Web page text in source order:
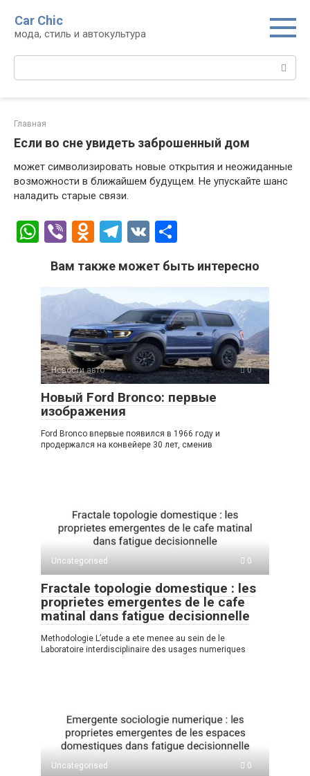
контенту
Car Chic
мода, стиль и автокультура
Поиск:
Главная
Если во сне увидеть заброшенный дом
может символизировать новые открытия и неожиданные
возможности в ближайшем будущем. Не упускайте шанс
наладить старые связи.
W
at
s
p
p
Vi
er
O
n
o
kl
a
ss
ni
ki
T
e
gr
a
m
V
п
р
а
в
и
ть
Вам также может быть интересно
Новости авто 0
Новый Ford Bronco: первые
изображения
Ford Bronco впервые появился в 1966 году и
продержался на конвейере 30 лет, сменив
Uncategorised 0
Fractale topologie domestique : les
proprietes emergentes de le cafe
matinal dans fatigue decisionnelle
Methodologie L’etude a ete menee au sein de le
Laboratoire interdisciplinaire des usages numeriques
Uncategorised 0